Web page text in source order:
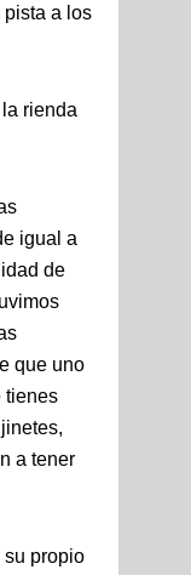
a los
rienda
igual a
de
que uno
tienes
a tener
su propio